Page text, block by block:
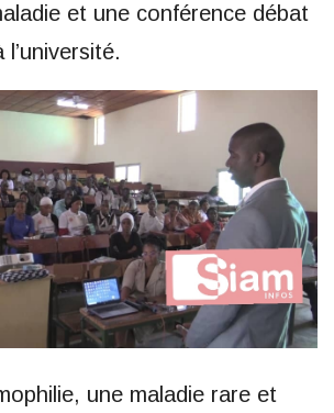
et une conférence débat
une maladie rare et